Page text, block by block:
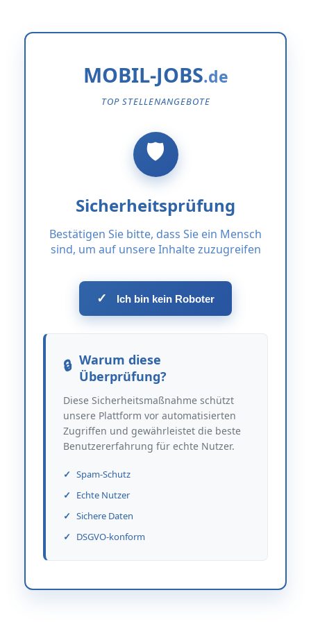
MOBIL-JOBS
TOP STELLENANGEBOTE
Sicherheitsprüfung
Bestätigen Sie bitte, dass Sie ein Mensch
sind, um auf unsere Inhalte zuzugreifen
✓ Ich bin kein Roboter
Warum diese
Überprüfung?
Diese Sicherheitsmaßnahme schützt
unsere Plattform vor automatisierten
Zugriffen und gewährleistet die beste
Benutzererfahrung für echte Nutzer.
Spam-Schutz
Echte Nutzer
Sichere Daten
DSGVO-konform